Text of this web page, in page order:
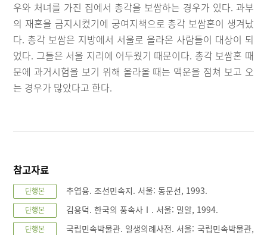
우와 처녀를 가진 집에서 총각을 보쌈하는 경우가 있다. 과부
의 재혼을 금지시켰기에 궁여지책으로 총각 보쌈혼이 생겨났
다. 총각 보쌈은 지방에서 서울로 올라온 사람들이 대상이 되
었다. 그들은 서울 지리에 어두웠기 때문이다. 총각 보쌈혼 때
문에 과거시험을 보기 위해 올라올 때는 액운을 점쳐 보고 오
는 경우가 많았다고 한다.
참고자료
단행본 추엽융. 조선민속지. 서울: 동문선, 1993.
단행본 김용덕. 한국의 풍속사Ⅰ. 서울: 밀알, 1994.
단행본
국립민속박물관. 일생의례사전. 서울: 국립민속박물관,